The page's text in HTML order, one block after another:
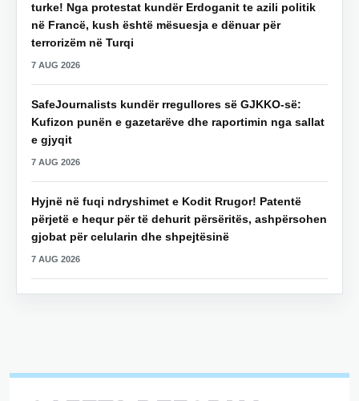
turke! Nga protestat kundër Erdoganit te azili politik
në Francë, kush është mësuesja e dënuar për
terrorizëm në Turqi
7 AUG 2026
SafeJournalists kundër rregullores së GJKKO-së:
Kufizon punën e gazetarëve dhe raportimin nga sallat
e gjyqit
7 AUG 2026
Hyjnë në fuqi ndryshimet e Kodit Rrugor! Patentë
përjetë e hequr për të dehurit përsëritës, ashpërsohen
gjobat për celularin dhe shpejtësinë
7 AUG 2026